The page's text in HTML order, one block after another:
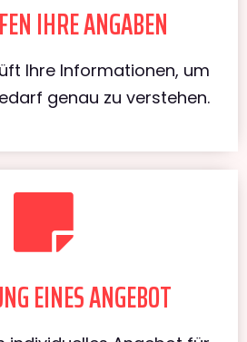
IHRE ANGABEN
Ihre Informationen, um
genau zu verstehen.
EINES ANGEBOT